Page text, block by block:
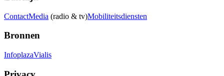
ContactMedia (radio & tv)Mobiliteitsdiensten
Bronnen
InfoplazaVialis